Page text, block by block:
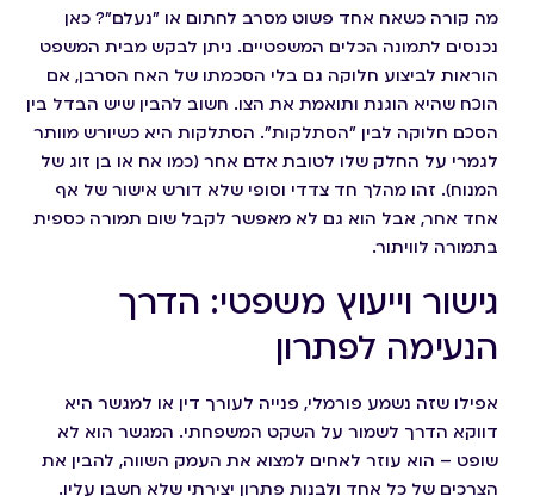
מה קורה כשאח אחד פשוט מסרב לחתום או "נעלם"? כאן
נכנסים לתמונה הכלים המשפטיים. ניתן לבקש מבית המשפט
הוראות לביצוע חלוקה גם בלי הסכמתו של האח הסרבן, אם
הוכח שהיא הוגנת ותואמת את הצו. חשוב להבין שיש הבדל בין
הסכם חלוקה לבין "הסתלקות". הסתלקות היא כשיורש מוותר
לגמרי על החלק שלו לטובת אדם אחר (כמו אח או בן זוג של
המנוח). זהו מהלך חד צדדי וסופי שלא דורש אישור של אף
אחד אחר, אבל הוא גם לא מאפשר לקבל שום תמורה כספית
בתמורה לוויתור.
גישור וייעוץ משפטי: הדרך
הנעימה לפתרון
אפילו שזה נשמע פורמלי, פנייה לעורך דין או למגשר היא
דווקא הדרך לשמור על השקט המשפחתי. המגשר הוא לא
שופט – הוא עוזר לאחים למצוא את העמק השווה, להבין את
הצרכים של כל אחד ולבנות פתרון יצירתי שלא חשבו עליו.